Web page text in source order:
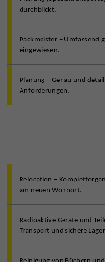
durchblickt.
Packmeister – Umfassend
eingewiesen.
Planung – Genau und
Anforderungen.
Relocation –
am neuen Wohnort.
Radioaktive Geräte und
Transport und sichere
Reinigung von Büchern